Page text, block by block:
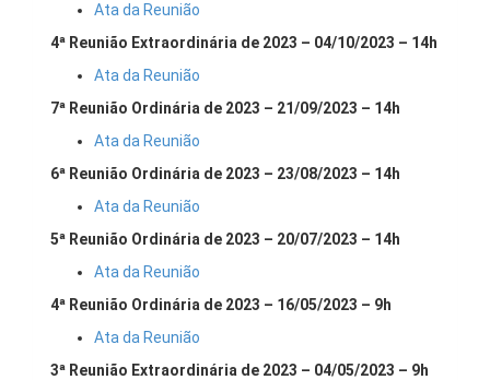
Ata da Reunião
4ª Reunião Extraordinária de 2023 – 04/10/2023 – 14h
Ata da Reunião
7ª Reunião Ordinária de 2023 – 21/09/2023 – 14h
Ata da Reunião
6ª Reunião Ordinária de 2023 – 23/08/2023 – 14h
Ata da Reunião
5ª Reunião Ordinária de 2023 – 20/07/2023 – 14h
Ata da Reunião
4ª Reunião Ordinária de 2023 – 16/05/2023 – 9h
Ata da Reunião
3ª Reunião Extraordinária de 2023 – 04/05/2023 – 9h